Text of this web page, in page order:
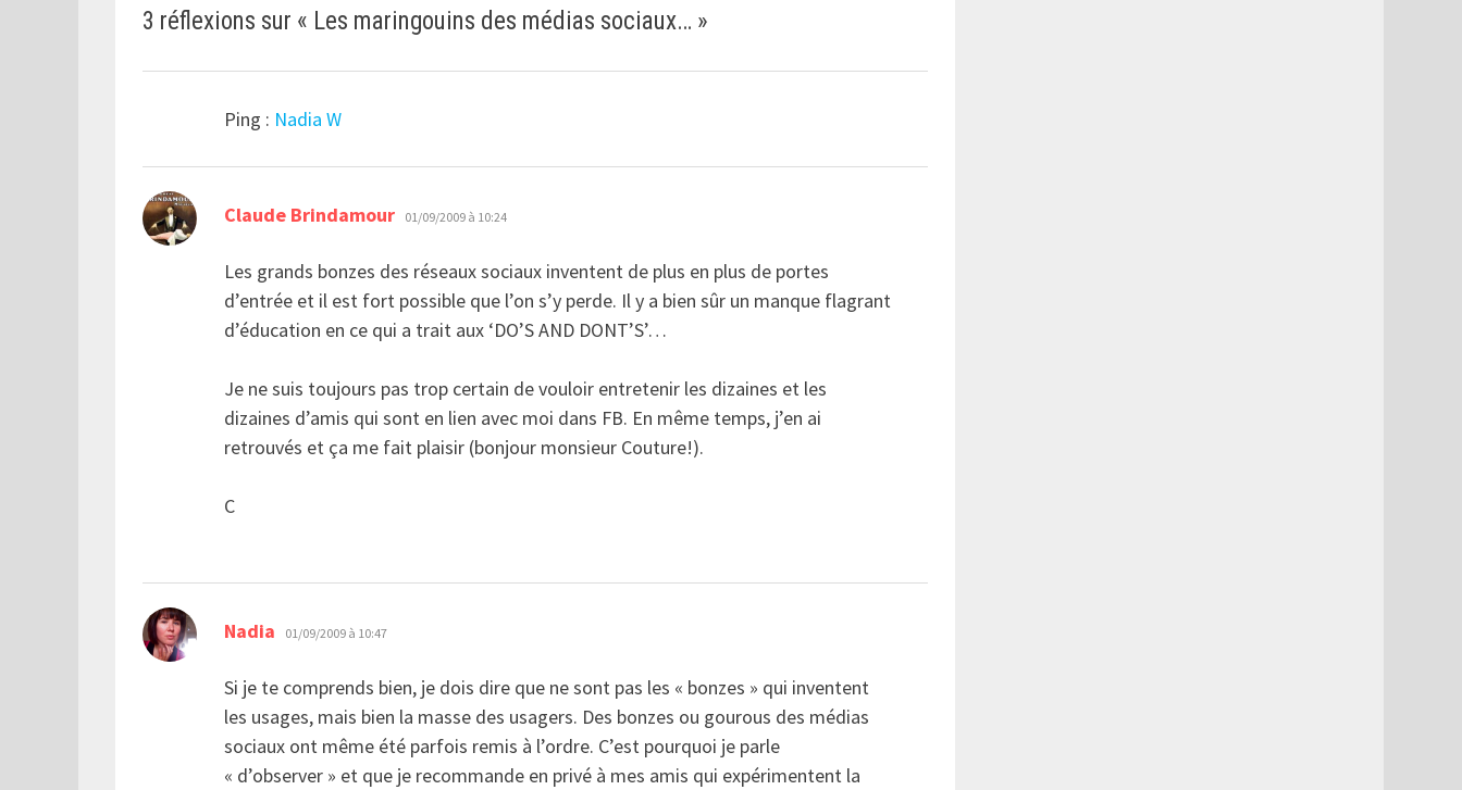
3 réflexions sur « Les maringouins des médias sociaux… »
Ping : Nadia W
Claude Brindamour dit :
01/09/2009 à 10:24
Les grands bonzes des réseaux sociaux inventent de plus en plus de portes
d’entrée et il est fort possible que l’on s’y perde. Il y a bien sûr un manque flagrant
d’éducation en ce qui a trait aux ‘DO’S AND DONT’S’…
Je ne suis toujours pas trop certain de vouloir entretenir les dizaines et les
dizaines d’amis qui sont en lien avec moi dans FB. En même temps, j’en ai
retrouvés et ça me fait plaisir (bonjour monsieur Couture!).
C
Nadia dit :
01/09/2009 à 10:47
Si je te comprends bien, je dois dire que ne sont pas les « bonzes » qui inventent
les usages, mais bien la masse des usagers. Des bonzes ou gourous des médias
sociaux ont même été parfois remis à l’ordre. C’est pourquoi je parle
« d’observer » et que je recommande en privé à mes amis qui expérimentent la